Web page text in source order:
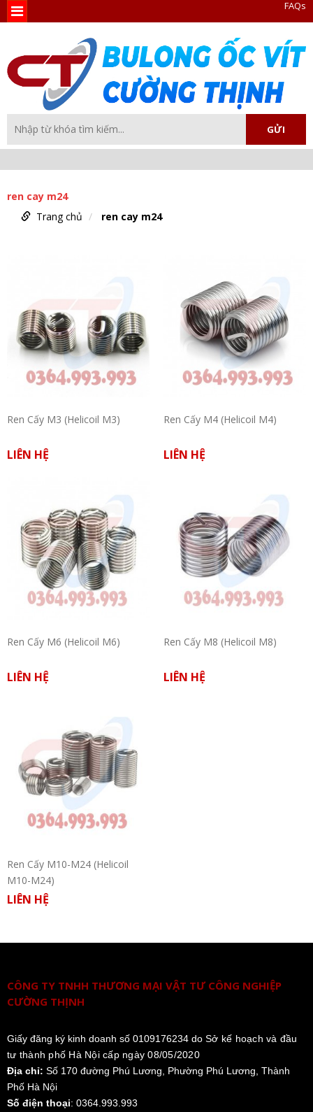
FAQs
ren cay m24
Trang chủ
ren cay m24
Ren Cấy M3 (Helicoil M3)
LIÊN HỆ
Ren Cấy M4 (Helicoil M4)
LIÊN HỆ
Ren Cấy M6 (Helicoil M6)
LIÊN HỆ
Ren Cấy M8 (Helicoil M8)
LIÊN HỆ
Ren Cấy M10-M24 (Helicoil
M10-M24)
LIÊN HỆ
CÔNG TY TNHH THƯƠNG MẠI VẬT TƯ CÔNG NGHIỆP
CƯỜNG THỊNH
Giấy đăng ký kinh doanh số 0109176234 do Sở kế hoạch và đầu
tư thành phố Hà Nội cấp ngày 08/05/2020
Địa chỉ: Số 170 đường Phú Lương, Phường Phú Lương, Thành
Phố Hà Nội
Số điện thoại: 0364.993.993